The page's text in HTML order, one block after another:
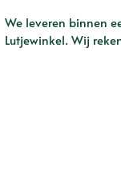
We leveren binnen
Lutjewinkel. Wij